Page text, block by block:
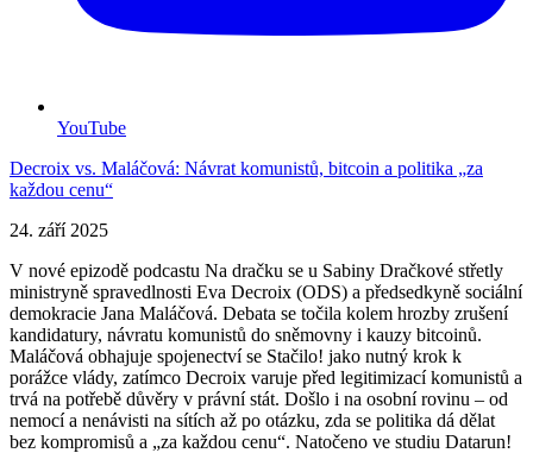
YouTube
Decroix vs. Maláčová: Návrat komunistů, bitcoin a politika „za
každou cenu“
24. září 2025
V nové epizodě podcastu Na dračku se u Sabiny Dračkové střetly
ministryně spravedlnosti Eva Decroix (ODS) a předsedkyně sociální
demokracie Jana Maláčová. Debata se točila kolem hrozby zrušení
kandidatury, návratu komunistů do sněmovny i kauzy bitcoinů.
Maláčová obhajuje spojenectví se Stačilo! jako nutný krok k
porážce vlády, zatímco Decroix varuje před legitimizací komunistů a
trvá na potřebě důvěry v právní stát. Došlo i na osobní rovinu – od
nemocí a nenávisti na sítích až po otázku, zda se politika dá dělat
bez kompromisů a „za každou cenu“. Natočeno ve studiu Datarun!